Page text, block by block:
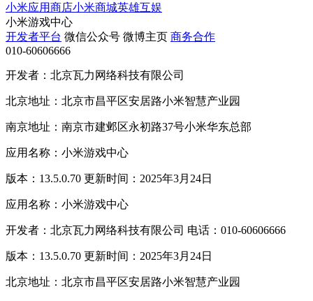
小米应用商店小米商城英雄互娱
小米游戏中心
开发者平台 微信公众号 微博主页 商务合作
010-60606666
开发者：北京瓦力网络科技有限公司
北京地址：北京市昌平区安居路小米智慧产业园
南京地址：南京市建邺区永初路37号小米华东总部
应用名称：小米游戏中心
版本：13.5.0.70 更新时间：2025年3月24日
应用名称：小米游戏中心
开发者：北京瓦力网络科技有限公司 电话：010-60606666
版本：13.5.0.70 更新时间：2025年3月24日
北京地址：北京市昌平区安居路小米智慧产业园